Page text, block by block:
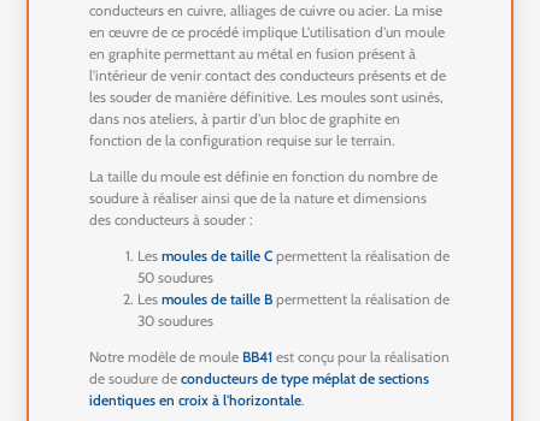
conducteurs en cuivre, alliages de cuivre ou acier. La mise
en œuvre de ce procédé implique L'utilisation d'un moule
en graphite permettant au métal en fusion présent à
l'intérieur de venir contact des conducteurs présents et de
les souder de manière définitive. Les moules sont usinés,
dans nos ateliers, à partir d'un bloc de graphite en
fonction de la configuration requise sur le terrain.
La taille du moule est définie en fonction du nombre de
soudure à réaliser ainsi que de la nature et dimensions
des conducteurs à souder :
Lesmoules de taille C permettent la réalisation de
50 soudures
Lesmoules de taille B permettent la réalisation de
30 soudures
Notre modèle de moule BB41 est conçu pour la réalisation
de soudure deconducteurs de type méplat de sections
identiques en croix à l'horizontale.